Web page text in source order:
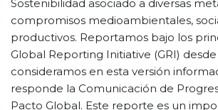
Sostenibilidad asociado a diversas
compromisos medioambientales,
productivos. Reportamos bajo los
Global Reporting Initiative (GRI) desde
consideramos en esta versión
responde la Comunicación de
Pacto Global. Este reporte es un